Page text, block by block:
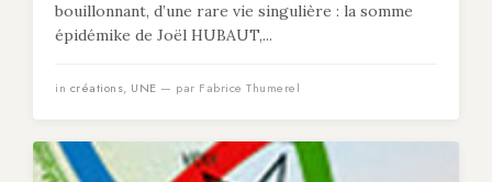
bouillonnant, d’une rare vie singulière : la somme
épidémike de Joël HUBAUT,...
in créations, UNE — par Fabrice Thumerel